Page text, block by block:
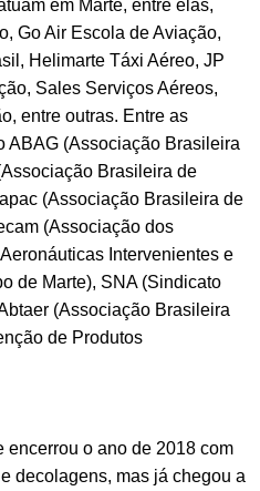
em Marte, entre elas,
Go Air Escola de Aviação,
Helimarte Táxi Aéreo, JP
Sales Serviços Aéreos,
entre outras. Entre as
ABAG (Associação Brasileira
Brasileira de
(Associação Brasileira de
(Associação dos
Intervenientes e
de Marte), SNA (Sindicato
(Associação Brasileira
de Produtos
encerrou o ano de 2018 com
decolagens, mas já chegou a